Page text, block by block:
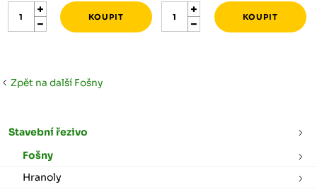
Zpět na další Fošny
Stavební řezivo
Fošny
Hranoly